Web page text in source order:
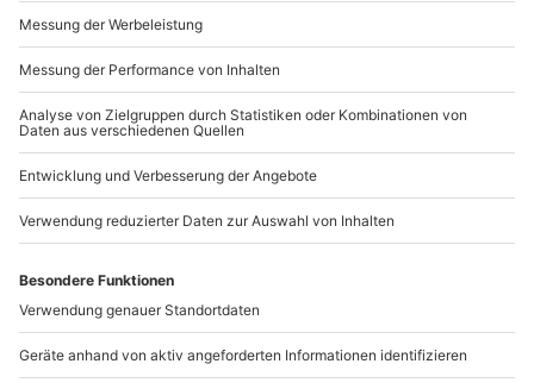
Andere Produkte entdecken
Wien
Wien
1 Person
Orechová Potôň
1 Person